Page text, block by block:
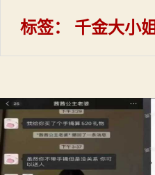
标签： 千金大小姐